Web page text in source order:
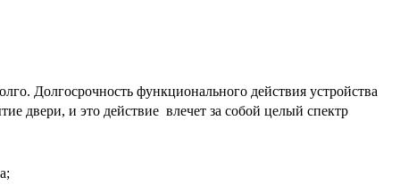
Долгосрочность функционального действия устройства
двери, и это действие влечет за собой целый спектр